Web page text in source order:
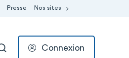
Presse Nos sites
RECHERCHER
Connexion